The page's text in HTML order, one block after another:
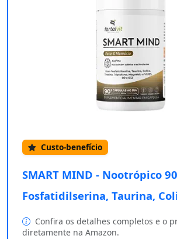
Custo-benefício
SMART MIND - Nootrópico
Fosfatidilserina, Taurina,
Confira os detalhes completos e o
diretamente na Amazon.